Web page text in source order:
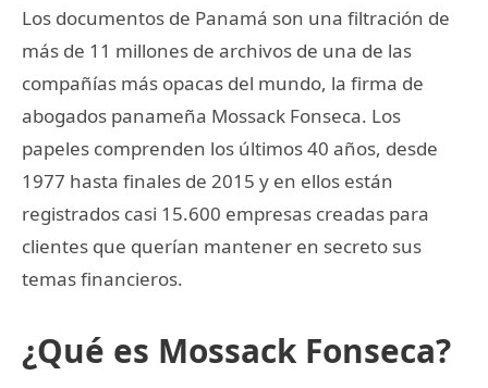
Los documentos de Panamá son una filtración de
más de 11 millones de archivos de una de las
compañías más opacas del mundo, la firma de
abogados panameña Mossack Fonseca. Los
papeles comprenden los últimos 40 años, desde
1977 hasta finales de 2015 y en ellos están
registrados casi 15.600 empresas creadas para
clientes que querían mantener en secreto sus
temas financieros.
¿Qué es Mossack Fonseca?